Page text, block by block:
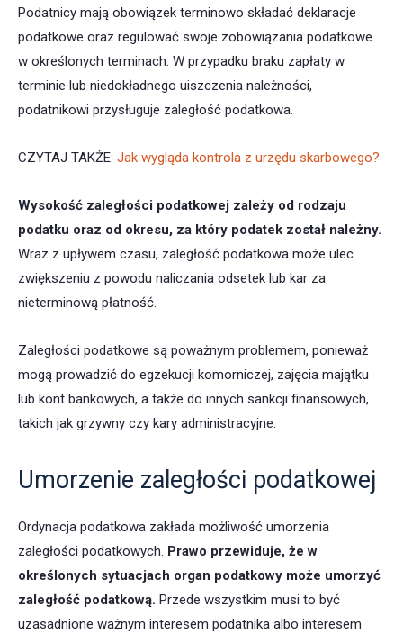
Podatnicy mają obowiązek terminowo składać deklaracje
podatkowe oraz regulować swoje zobowiązania podatkowe
w określonych terminach. W przypadku braku zapłaty w
terminie lub niedokładnego uiszczenia należności,
podatnikowi przysługuje zaległość podatkowa.
CZYTAJ TAKŻE: Jak wygląda kontrola z urzędu skarbowego?
Wysokość zaległości podatkowej zależy od rodzaju
podatku oraz od okresu, za który podatek został należny.
Wraz z upływem czasu, zaległość podatkowa może ulec
zwiększeniu z powodu naliczania odsetek lub kar za
nieterminową płatność.
Zaległości podatkowe są poważnym problemem, ponieważ
mogą prowadzić do egzekucji komorniczej, zajęcia majątku
lub kont bankowych, a także do innych sankcji finansowych,
takich jak grzywny czy kary administracyjne.
Umorzenie zaległości podatkowej
Ordynacja podatkowa zakłada możliwość umorzenia
zaległości podatkowych. Prawo przewiduje, że w
określonych sytuacjach organ podatkowy może umorzyć
zaległość podatkową. Przede wszystkim musi to być
uzasadnione ważnym interesem podatnika albo interesem